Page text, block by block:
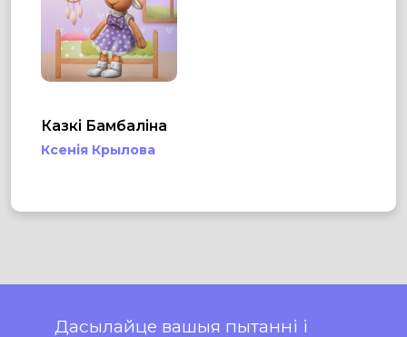
Казкі Бамбаліна
Ксенія Крылова
Дасылайце вашыя пытанні і